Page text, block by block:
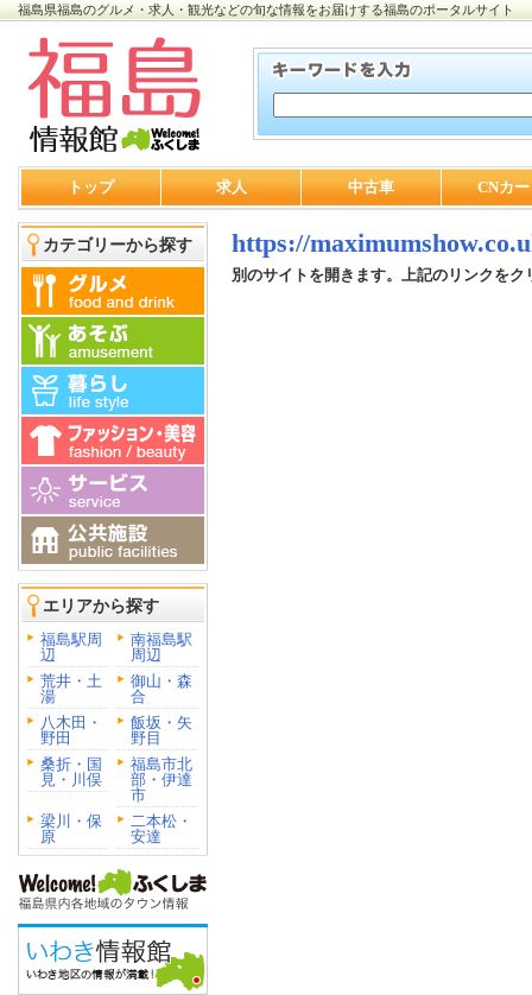
福島県福島のグルメ・求人・観光などの旬な情報をお届けする福島のポータルサイト
トップ 求人 中古車 CNカ
カテゴリーから探す
エリアから探す
福島駅周
辺
南福島駅
周辺
荒井・土
湯
御山・森
合
八木田・
野田
飯坂・矢
野目
桑折・国
見・川俣
福島市北
部・伊達
市
梁川・保
原
二本松・
安達
https://
別のサイトを開きます。上記のリンクをク